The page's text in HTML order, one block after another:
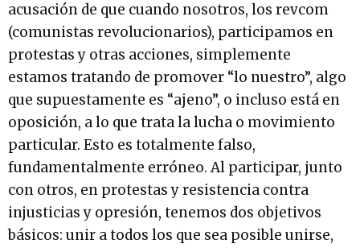
acusación de que cuando nosotros, los revcom
(comunistas revolucionarios), participamos en
protestas y otras acciones, simplemente
estamos tratando de promover “lo nuestro”, algo
que supuestamente es “ajeno”, o incluso está en
oposición, a lo que trata la lucha o movimiento
particular. Esto es totalmente falso,
fundamentalmente erróneo. Al participar, junto
con otros, en protestas y resistencia contra
injusticias y opresión, tenemos dos objetivos
básicos: unir a todos los que sea posible unirse,